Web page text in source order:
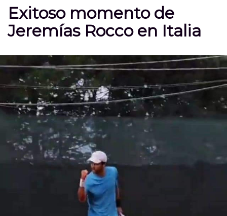
Exitoso momento de
Jeremías Rocco en Italia